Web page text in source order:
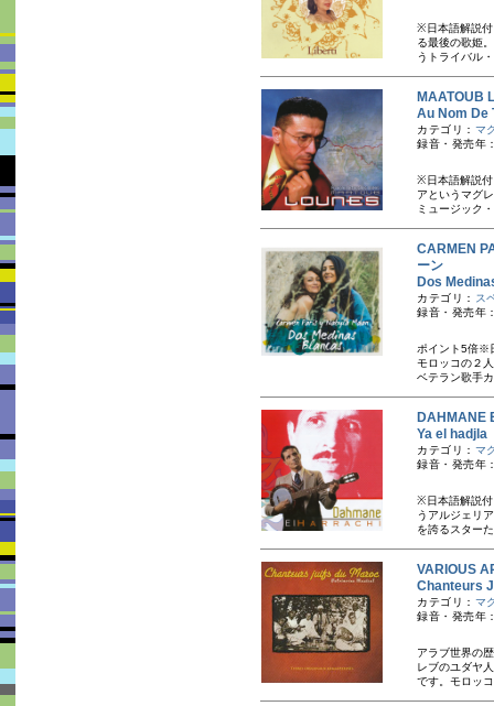
※日本語解説付
る最後の歌姫
うトライバル
MAATOUB
Au Nom De
カテゴリ： マ
録音・発売年
※日本語解説付
アというマグ
ミュージック
CARMEN
ーン
Dos
カテゴリ： ス
録音・発売年
ポイント5倍※
モロッコの２
ベテラン歌手
DAHMANE
Ya el hadjla
カテゴリ： マ
録音・発売年
※日本語解説付
うアルジェリ
を誇るスター
VARIOUS
Chanteurs
カテゴリ： マ
録音・発売
アラブ世界の
レブのユダヤ
です。モロッ